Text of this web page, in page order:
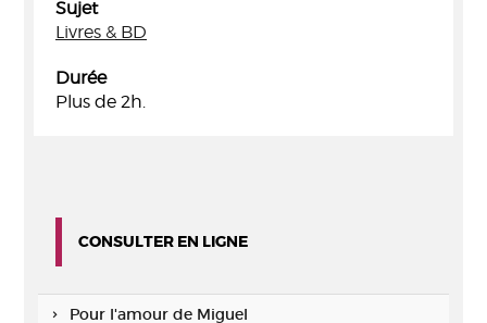
Sujet
Livres & BD
Durée
Plus de 2h.
CONSULTER EN LIGNE
Pour l'amour de Miguel